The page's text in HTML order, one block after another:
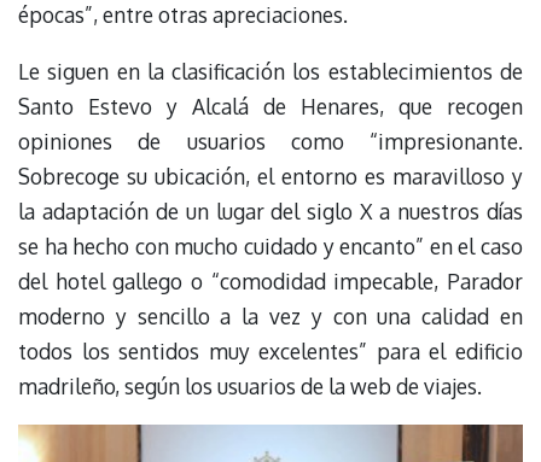
épocas”, entre otras apreciaciones.
Le siguen en la clasificación los establecimientos de
Santo Estevo y Alcalá de Henares, que recogen
opiniones de usuarios como “impresionante.
Sobrecoge su ubicación, el entorno es maravilloso y
la adaptación de un lugar del siglo X a nuestros días
se ha hecho con mucho cuidado y encanto” en el caso
del hotel gallego o “comodidad impecable, Parador
moderno y sencillo a la vez y con una calidad en
todos los sentidos muy excelentes” para el edificio
madrileño, según los usuarios de la web de viajes.